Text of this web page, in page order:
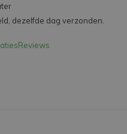
dezelfde dag verzonden.
Reviews